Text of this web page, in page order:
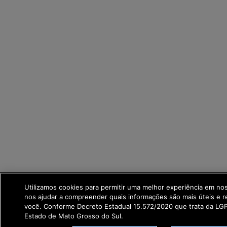
Utilizamos cookies para permitir uma melhor experiência em
nos ajudar a compreender quais informações são mais úteis e
você. Conforme Decreto Estadual 15.572/2020 que trata da
Estado de Mato Grosso do Sul.